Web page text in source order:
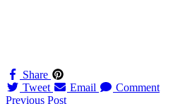
Share
Tweet
Email Comment
Previous Post